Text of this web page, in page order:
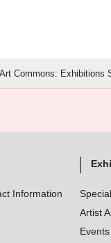
Art Commons: Exhibitions
Information
Artist
Events